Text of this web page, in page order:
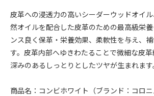
皮革への浸透力の高いシーダーウッドオイ
然オイルを配合した皮革のための最高級栄
ンス良く保革・栄養効果、柔軟性を与え、
す。皮革内部へゆきわたることで微細な皮革
深みのあるしっとりとしたツヤが生まれます
商品名：コンビホワイト（ブランド：コロニ